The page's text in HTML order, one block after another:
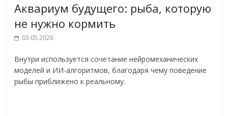
Аквариум будущего: рыба, которую
не нужно кормить
03.05.2026
Внутри используется сочетание нейромеханических
моделей и ИИ-алгоритмов, благодаря чему поведение
рыбы приближено к реальному.